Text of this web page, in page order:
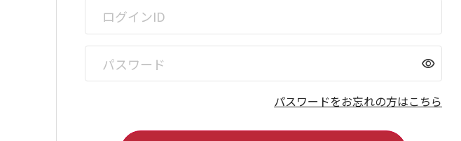
visibility
パスワードをお忘れの方はこちら